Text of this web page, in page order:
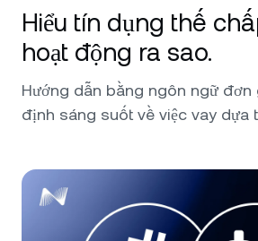
Hiểu tín dụng thế
hoạt động ra sao.
Hướng dẫn bằng ngôn ngữ đơn
định sáng suốt về việc vay dựa